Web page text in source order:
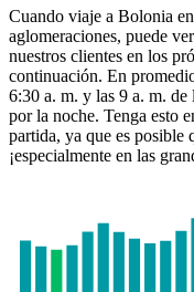
Cuando viaje a Bolonia
aglomeraciones, puede
nuestros clientes en los
continuación. En
6:30 a. m. y las 9 a. m. de
por la noche. Tenga esto
partida, ya que es posible
¡especialmente en las